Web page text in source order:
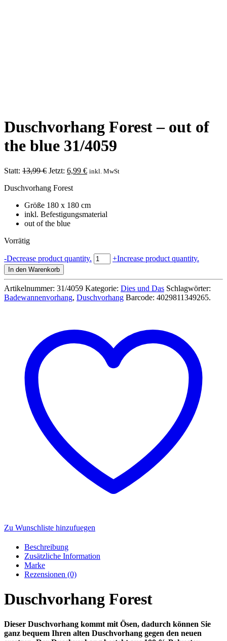
Duschvorhang Forest – out of
the blue 31/4059
Statt: 13,99€ Ursprünglicher
war:
Jetzt: 6,99 €Aktueller
inkl. MwSt
Duschvorhang Forest
Größe 180 x 180 cm
inkl. Befestigungsmaterial
out of the blue
Vorrätig
-Decrease product quantity. Duschvorhang
Forest
out
of
the
+Increase product quantity.
In den Warenkorb
Artikelnummer: 31/4059 Kategorie: Dies und Das Schlagwörter:
Badewannenvorhang, Duschvorhang Barcode: 4029811349265.
Zu Wunschliste hinzufuegen
Beschreibung
Zusätzliche Information
Marke
Rezensionen (0)
Duschvorhang Forest
Dieser Duschvorhang kommt mit Ösen, dadurch können Sie
ganz bequem Ihren alten Duschvorhang gegen den neuen